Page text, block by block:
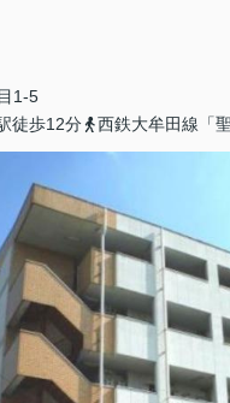
1-5
徒歩12分
西鉄大牟田線「